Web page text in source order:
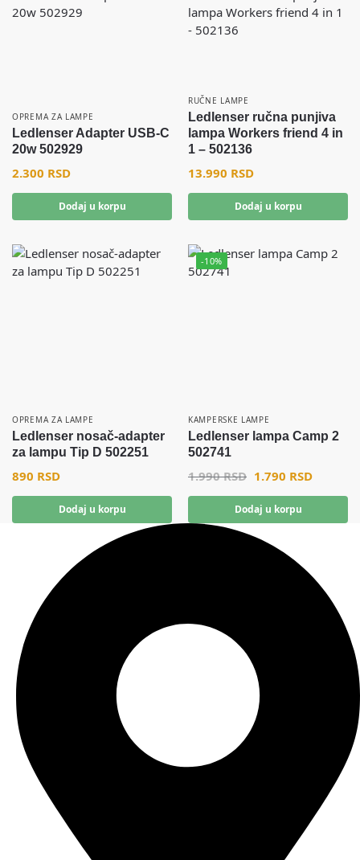
OPREMA ZA LAMPE
Ledlenser Adapter USB-C
20w 502929
2.300 RSD
Dodaj u korpu
RUČNE LAMPE
Ledlenser ručna punjiva
lampa Workers friend 4 in
1 – 502136
13.990 RSD
Dodaj u korpu
OPREMA ZA LAMPE
Ledlenser nosač-adapter
za lampu Tip D 502251
890 RSD
Dodaj u korpu
-10%
KAMPERSKE LAMPE
Ledlenser lampa Camp 2
502741
1.990RSD 1.790 RSD
Dodaj u korpu